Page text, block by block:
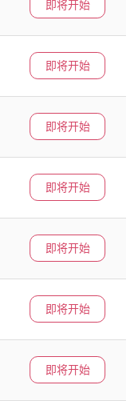
即将开始
即将开始
即将开始
即将开始
即将开始
即将开始
即将开始